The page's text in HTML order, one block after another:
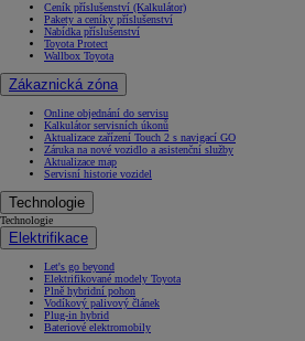
Ceník příslušenství (Kalkulátor)
Pakety a ceníky příslušenství
Nabídka příslušenství
Toyota Protect
Wallbox Toyota
Zákaznická zóna
Online objednání do servisu
Kalkulátor servisních úkonů
Aktualizace zařízení Touch 2 s navigací GO
Záruka na nové vozidlo a asistenční služby
Aktualizace map
Servisní historie vozidel
Technologie
Technologie
Elektrifikace
Let's go beyond
Elektrifikované modely Toyota
Plně hybridní pohon
Vodíkový palivový článek
Plug-in hybrid
Bateriové elektromobily